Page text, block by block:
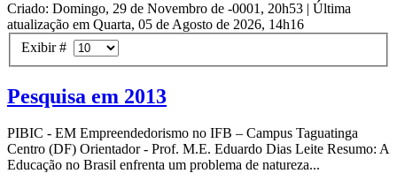
Criado: Domingo, 29 de Novembro de -0001, 20h53 | Última
atualização em Quarta, 05 de Agosto de 2026, 14h16
Exibir #
Pesquisa em 2013
PIBIC - EM Empreendedorismo no IFB – Campus Taguatinga
Centro (DF) Orientador - Prof. M.E. Eduardo Dias Leite Resumo: A
Educação no Brasil enfrenta um problema de natureza...